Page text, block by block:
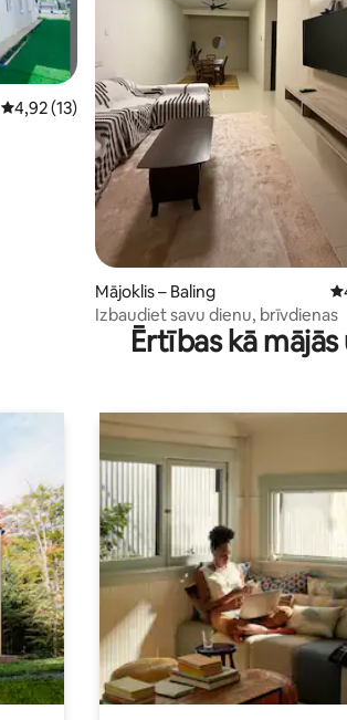
Vidējais vērtējums: 4,92 no 5, atsauksmju
4,92 (13)
Mājoklis – Baling
Izbaudiet savu dienu, brīvdienas
Ērtības kā